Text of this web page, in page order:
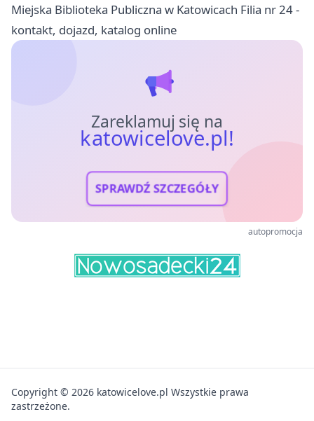
Miejska Biblioteka Publiczna w Katowicach Filia nr 24 -
kontakt, dojazd, katalog online
Zareklamuj się na
katowicelove.pl!
SPRAWDŹ SZCZEGÓŁY
autopromocja
Copyright © 2026 katowicelove.pl Wszystkie prawa
zastrzeżone.